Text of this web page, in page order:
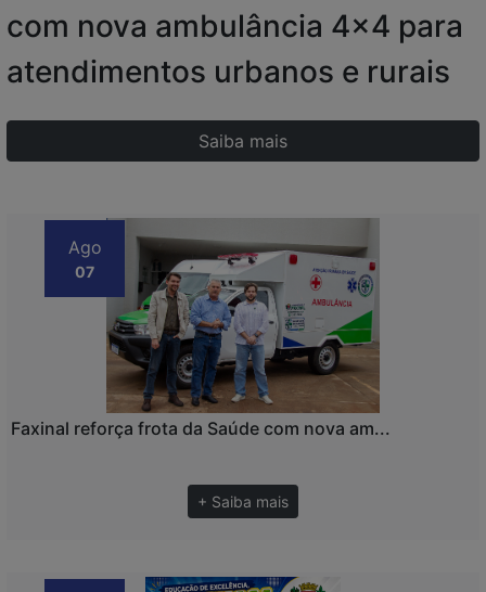
com nova ambulância 4x4 para
atendimentos urbanos e rurais
Saiba mais
Ago
07
Faxinal reforça frota da Saúde com nova am...
+ Saiba mais